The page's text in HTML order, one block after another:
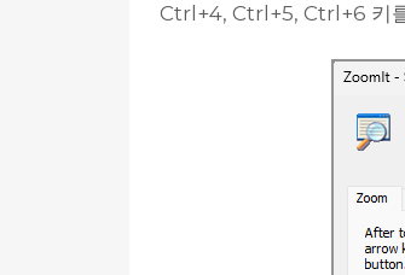
Ctrl+4, Ctrl+5, Ctrl+6 키